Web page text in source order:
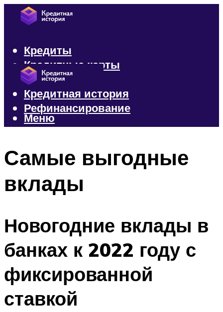
Кредиты
Кредитные карты
Микрозаймы
Кредитная история
Рефинансирование
Меню
Самые выгодные
вклады
Новогодние вклады в
банках к 2022 году с
фиксированной
ставкой